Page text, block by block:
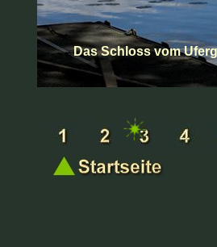
Das Schloss vom